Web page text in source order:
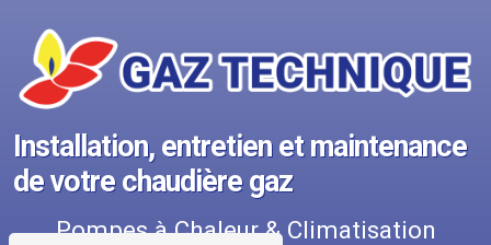
Installation, entretien et maintenance
de votre chaudière gaz
Pompes à Chaleur & Climatisation